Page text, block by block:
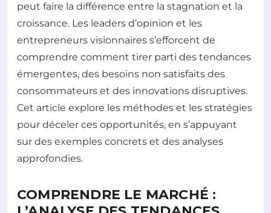
peut faire la différence entre la stagnation et la
croissance. Les leaders d’opinion et les
entrepreneurs visionnaires s’efforcent de
comprendre comment tirer parti des tendances
émergentes, des besoins non satisfaits des
consommateurs et des innovations disruptives.
Cet article explore les méthodes et les stratégies
pour déceler ces opportunités, en s’appuyant
sur des exemples concrets et des analyses
approfondies.
COMPRENDRE LE MARCHÉ :